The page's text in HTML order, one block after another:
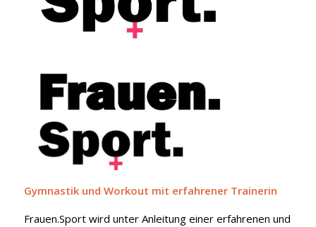
Gymnastik und Workout mit erfahrener Trainerin
Frauen.Sport wird unter Anleitung einer erfahrenen und